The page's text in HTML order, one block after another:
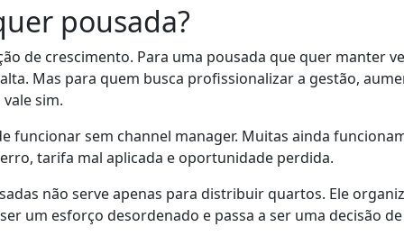
pousada?
de crescimento. Para uma pousada que quer manter
Mas para quem busca profissionalizar a gestão,
sim.
funcionar sem channel manager. Muitas ainda
tarifa mal aplicada e oportunidade perdida.
não serve apenas para distribuir quartos. Ele
um esforço desordenado e passa a ser uma decisão